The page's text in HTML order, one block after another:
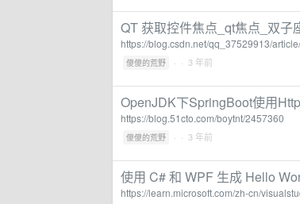
QT 获取控件焦点_qt焦点_双子
https://blog.csdn.net/qq_37529913/
傻傻的荒野 · · 3 年前
OpenJDK下SpringBoot使用
https://blog.51cto.com/boytnt/2457360
傻傻的荒野 · · 3 年前
使用 C# 和 WPF 生成 Hello
https://learn.microsoft.com/zh-cn/